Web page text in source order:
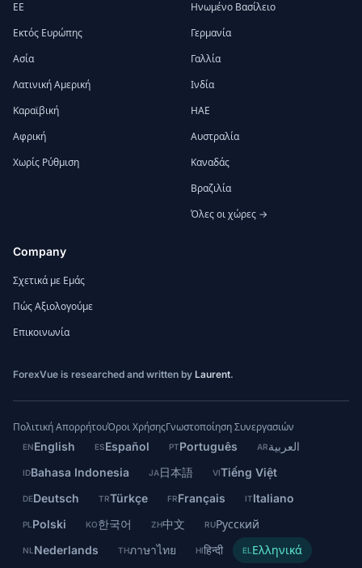
ΕΕ
Εκτός Ευρώπης
Ασία
Λατινική Αμερική
Καραϊβική
Αφρική
Χωρίς Ρύθμιση
Ηνωμένο Βασίλειο
Γερμανία
Γαλλία
Ινδία
ΗΑΕ
Αυστραλία
Καναδάς
Βραζιλία
Όλες οι χώρες →
Company
Σχετικά με Εμάς
Πώς Αξιολογούμε
Επικοινωνία
ForexVue is researched and written by Laurent.
Πολιτική ΑπορρήτουΌροι ΧρήσηςΓνωστοποίηση Συνεργασιών
ENEnglish ESEspañol PTPortuguês ARالعربية
IDBahasa Indonesia JA日本語 VITiếng Việt
DEDeutsch TRTürkçe FRFrançais ITItaliano
PL Polski KO한국어 ZH中文 RUРусский
NL Nederlands THภาษาไทย HIहिन्दी EL Ελληνικά